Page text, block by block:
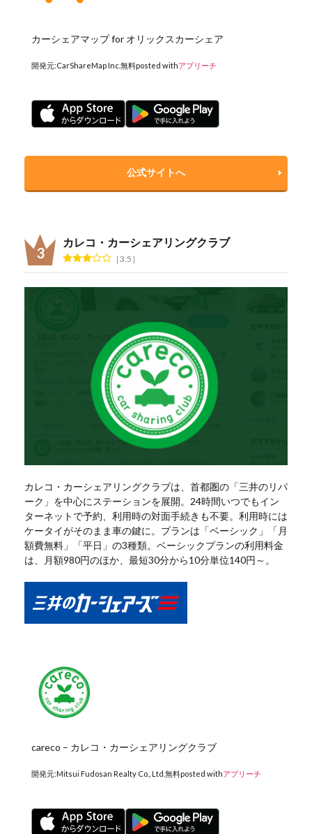
カーシェアマップ for オリックスカーシェア
開発元:CarShareMap Inc.無料posted withアプリーチ
公式サイトへ
カレコ・カーシェアリングクラブ
3.5
カレコ・カーシェアリングクラブは、首都圏の「三井のリパ
ーク」を中心にステーションを展開。24時間いつでもイン
ターネットで予約、利用時の対面手続きも不要。利用時には
ケータイがそのまま車の鍵に。プランは「ベーシック」「月
額費無料」「平日」の3種類。ベーシックプランの利用料金
は、月額980円のほか、最短30分から10分単位140円～。
careco – カレコ・カーシェアリングクラブ
開発元:Mitsui Fudosan Realty Co., Ltd. 無料posted withアプリーチ